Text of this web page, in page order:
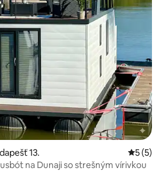
13.
5 (5)
na Dunaji so strešným vírivkou